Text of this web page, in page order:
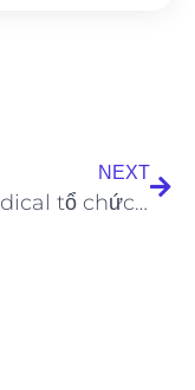
NEXT
US Medical tổ chức chương trình Chia sẻ cơ hội – Kết nối thành công “vì sức khỏe người Việt”